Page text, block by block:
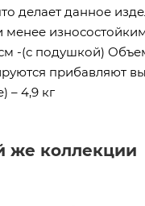
делает данное
менее
-(с подушкой)
прибавляют
– 4,9 кг
же коллекции